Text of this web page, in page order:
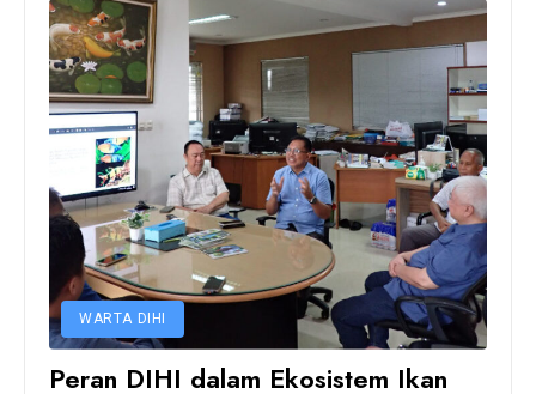
WARTA DIHI
Peran DIHI dalam Ekosistem Ikan